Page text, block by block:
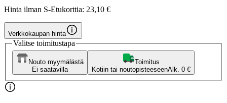
Hinta ilman S-Etukorttia: 23,10 €
Verkkokaupan hinta
Valitse toimitustapa
Nouto myymälästä
Ei saatavilla
Toimitus
Kotiin tai noutopisteeseenAlk. 0 €